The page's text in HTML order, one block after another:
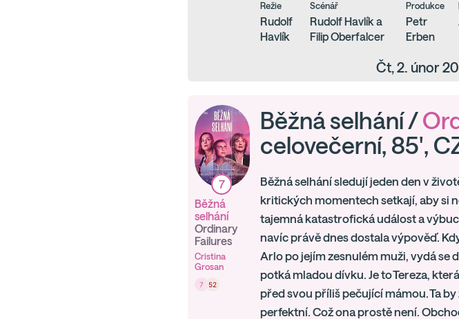
Režie
Rudolf
Havlík
Scénář
Rudolf Havlík a
Filip Oberfalcer
Produkce
Petr
Erben
Čt, 2. únor
7
Běžná
selhání
Ordinary
Failures
Cristina
Grosan
7 52
Běžná selhání /
celovečerní, 85',
Běžná selhání sledují jeden den v
kritických momentech setkají, aby si
tajemná katastrofická událost a
navíc právě dnes dostala výpověď.
Arlo po jejím zesnulém muži, vydá se
potká mladou dívku. Je to Tereza,
před svou příliš pečující mámou. Ta
perfektní. Což ona prostě není.